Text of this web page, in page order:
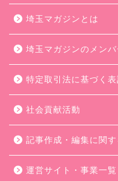
埼玉マガジンとは
埼玉マガジンのメン
特定取引法に基づく表
社会貢献活動
記事作成・編集に関
運営サイト・事業一覧